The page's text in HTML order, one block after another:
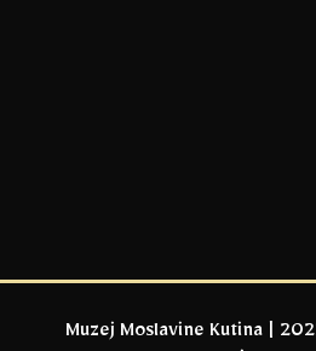
Muzej Moslavine Kutina |